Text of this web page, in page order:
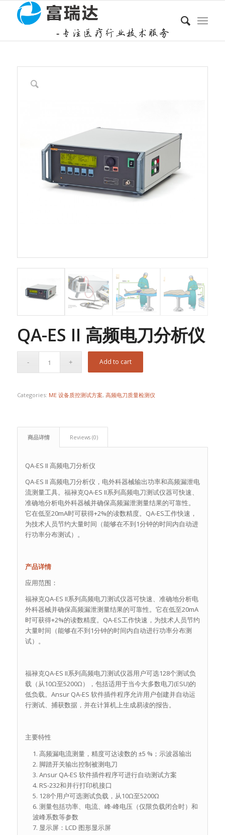
QA-ES II 高频电刀分析仪
Add to cart
Categories: ME 设备质控测试方案, 高频电刀质量检测仪
商品详情 Reviews (0)
QA-ES II 高频电刀分析仪
QA-ES II 高频电刀分析仪，电外科器械输出功率和高频漏泄电
流测量工具。福禄克QA-ES II系列高频电刀测试仪器可快速、
准确地分析电外科器械并确保高频漏泄测量结果的可靠性。
它在低至20mA时可获得+2%的读数精度。QA-ES工作快速，
为技术人员节约大量时间（能够在不到1分钟的时间内自动进
行功率分布测试）。
产品详情
应用范围：
福禄克QA-ES II系列高频电刀测试仪器可快速、准确地分析电
外科器械并确保高频漏泄测量结果的可靠性。它在低至20mA
时可获得+2%的读数精度。QA-ES工作快速，为技术人员节约
大量时间（能够在不到1分钟的时间内自动进行功率分布测
试）。
福禄克QA-ES II系列高频电刀测试仪器用户可选128个测试负
载（从10Ω至5200Ω），包括适用于当今大多数电刀(ESU)的
低负载。Ansur QA-ES 软件插件程序允许用户创建并自动运
行测试、捕获数据，并在计算机上生成易读的报告。
主要特性
高频漏电流测量，精度可达读数的 ±5 %；示波器输出
脚踏开关输出控制被测电刀
Ansur QA-ES 软件插件程序可进行自动测试方案
RS-232和并行打印机接口
128个用户可选测试负载，从10Ω至5200Ω
测量包括功率、电流、峰-峰电压（仅限负载闭合时）和
波峰系数等参数
显示屏：LCD 图形显示屏